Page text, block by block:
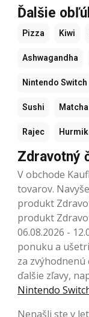
Ďalšie
Pizza Kiwi
Ashwagandha
Nintendo Switch
Sushi Matcha
Rajec
Zdravotný
V obchode
tovarov.
produkt
produkt
06.08.2026 -
ponuku a
za zvýhodnenú
ďalšie zľavy,
Nintendo
Nenašli ste v